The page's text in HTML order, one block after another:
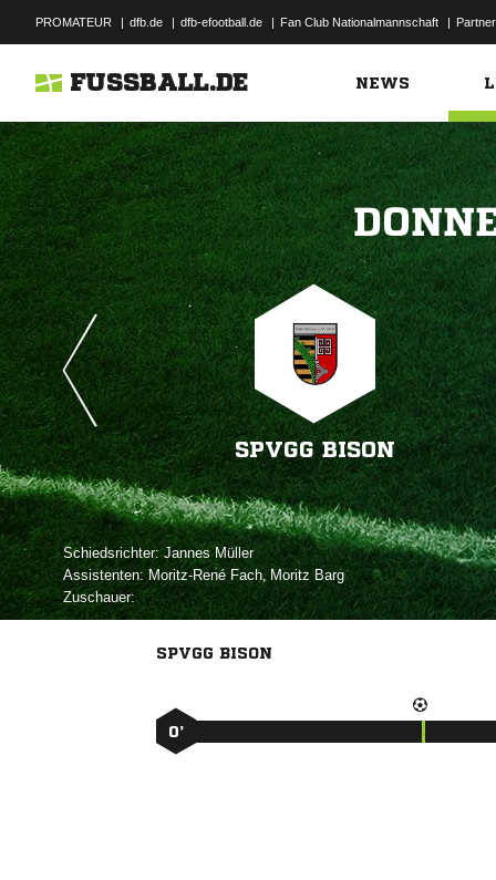
PROMATEUR | dfb.de | dfb-efootball.de | Fan Club Nationalmannschaft | Partner
FUSSBALL.DE NEWS
SPVGG BISON
Schiedsrichter: 
Assistenten: ,  
Zuschauer:
SPVGG BISON
0’